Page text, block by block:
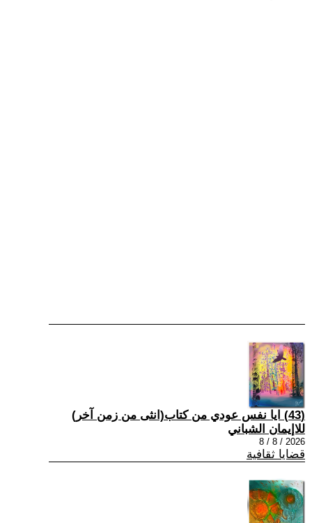
(43) ايا نفس عودي من كتاب(انثى من زمن آخر)
للاإيمان الشباني
2026 / 8 / 8
قضايا ثقافية